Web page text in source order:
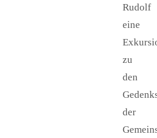
Rudolf
eine
zu
den
der